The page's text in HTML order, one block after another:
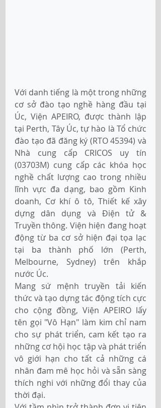
Với danh tiếng là một trong những
cơ sở đào tạo nghề hàng đầu tại
Úc, Viện APEIRO, được thành lập
tại Perth, Tây Úc, tự hào là Tổ chức
đào tạo đã đăng ký (RTO 45394) và
Nhà cung cấp CRICOS uy tín
(03703M) cung cấp các khóa học
nghề chất lượng cao trong nhiều
lĩnh vực đa dạng, bao gồm Kinh
doanh, Cơ khí ô tô, Thiết kế xây
dựng dân dụng và Điện tử &
Truyền thông. Viện hiện đang hoạt
động từ ba cơ sở hiện đại tọa lạc
tại ba thành phố lớn (Perth,
Melbourne, Sydney) trên khắp
nước Úc.
Mang sứ mệnh truyền tải kiến
thức và tạo dựng tác động tích cực
cho cộng đồng, Viện APEIRO lấy
tên gọi "Vô Hạn" làm kim chỉ nam
cho sự phát triển, cam kết tạo ra
những cơ hội học tập và phát triển
vô giới hạn cho tất cả những cá
nhân đam mê học hỏi và sẵn sàng
thích nghi với những đổi thay của
thời đại.